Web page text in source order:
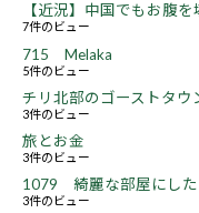
【近況】中国でもお腹
7件のビュー
715 Melaka
5件のビュー
チリ北部のゴーストタウ
3件のビュー
旅とお金
3件のビュー
1079 綺麗な部屋にした
3件のビュー